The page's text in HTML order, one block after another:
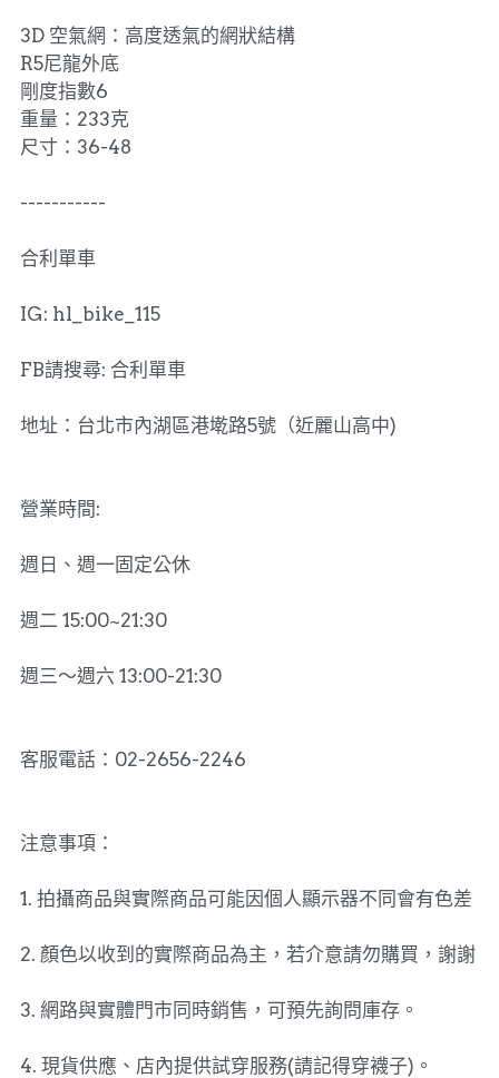
3D 空氣網：高度透氣的網狀結構
R5尼龍外底
剛度指數6
重量：233克
尺寸：36-48
-----------
合利單車
IG: hl_bike_115
FB請搜尋: 合利單車
地址：台北市內湖區港墘路5號（近麗山高中)
營業時間:
週日、週一固定公休
週二 15:00~21:30
週三～週六 13:00-21:30
客服電話：02-2656-2246
注意事項：
1. 拍攝商品與實際商品可能因個人顯示器不同會有色差
2. 顏色以收到的實際商品為主，若介意請勿購買，謝謝
3. 網路與實體門市同時銷售，可預先詢問庫存。
4. 現貨供應、店內提供試穿服務(請記得穿襪子)。